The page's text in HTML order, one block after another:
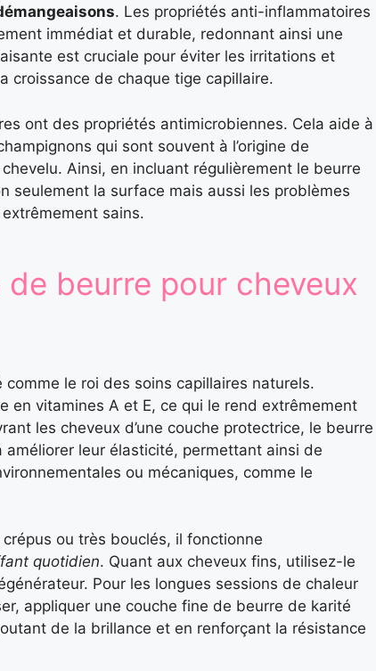
. Les propriétés anti-inflammatoires
immédiat et durable, redonnant ainsi une
est cruciale pour éviter les irritations et
croissance de chaque tige capillaire.
ont des propriétés antimicrobiennes. Cela aide à
qui sont souvent à l’origine de
Ainsi, en incluant régulièrement le beurre
seulement la surface mais aussi les problèmes
sains.
beurre pour cheveux
le roi des soins capillaires naturels.
en vitamines A et E, ce qui le rend extrêmement
les cheveux d’une couche protectrice, le beurre
leur élasticité, permettant ainsi de
ou mécaniques, comme le
ou très bouclés, il fonctionne
quotidien. Quant aux cheveux fins, utilisez-le
Pour les longues sessions de chaleur
appliquer une couche fine de beurre de karité
de la brillance et en renforçant la résistance